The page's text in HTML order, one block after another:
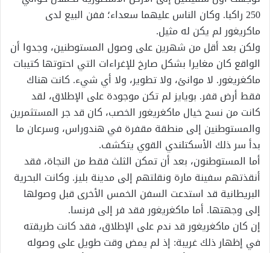
250 راكبا. وكان الناس عليهما سعداء؛ ففن البيع لدى
ماكريغور لم يكن له مثيل.
ولكن بعد أقل من شهرين على وصول المستوطنين، وجدوا أن
الواقع كان مغايرا بشكل صارخ للإغراءات التي احتوتها كتيبات
ماكغريغور. لا موانئ، ولا تطوير، ولا أي شيء. كانت هناك
فقط أرض قفر. بويايز لم تكن موجودة على الإطلاق، لقد
كانت من نسج خيال ماكغريغور الخصب، كان قد جر المستثمرين
والمستوطنين إلى منطقة مقفرة في هندوراس، وسرعان ما
بدأ سر ذلك الأسكتلندي القوي يتكشف.
أما المستوطنون، بعد أن تمكن الثلث فقط من النجاة، فقد
أنقذتهم سفينة مارة ونقلتهم إلى مدينة بليز. وكانت البحرية
البريطانية قد استدعت السفن الخمس الأخرى قبل وصولها
إلى وجهتها. أما ماكغريغور فقد فر إلى فرنسا.
إن كان ماكغريغور قد ندم على الإطلاق، فقد كانت طريقته
في إظهار ذلك غريبة: إذ لم يمض وقت طويل على وصوله